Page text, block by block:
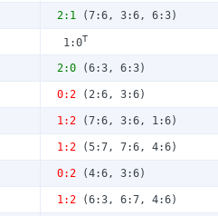
2:1(7:6, 3:6, 6:3)
1:0T
2:0(6:3, 6:3)
0:2(2:6, 3:6)
1:2(7:6, 3:6, 1:6)
1:2(5:7, 7:6, 4:6)
0:2(4:6, 3:6)
1:2(6:3, 6:7, 4:6)